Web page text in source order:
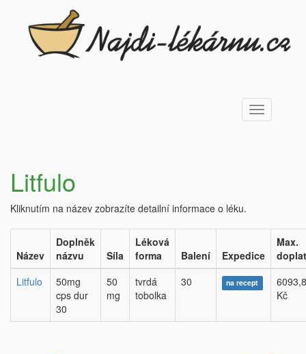
Toggle
navigation
Litfulo
Kliknutím na název zobrazíte detailní informace o léku.
Název
Doplněk
názvu
Síla
Léková
forma
Balení Expedice
Max.
Litfulo
50mg
cps dur
30
50
mg
tvrdá
tobolka
30 na recept
Kč